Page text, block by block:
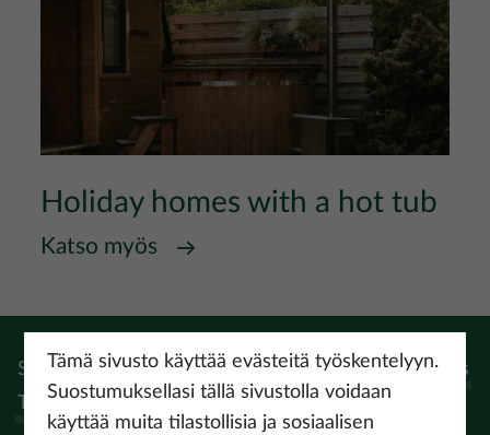
Holiday homes with a hot tub
Katso myös
Seuraa:Instagram FacebookPinterestYoutubeThreads
Tiktok
Tämä sivusto käyttää evästeitä työskentelyyn.
Suostumuksellasi tällä sivustolla voidaan
käyttää muita tilastollisia ja sosiaalisen